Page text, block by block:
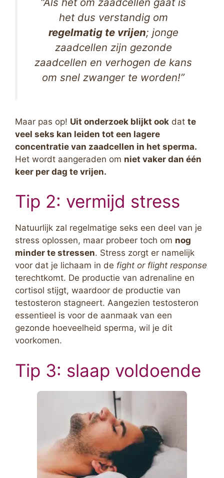
het dus verstandig om
regelmatig te vrijen; jonge
zaadcellen zijn gezonde
zaadcellen en verhogen de kans
om snel zwanger te worden!”
Maar pas op! Uit onderzoek blijkt ook dat te
veel seks kan leiden tot een lagere
concentratie van zaadcellen in het sperma.
Het wordt aangeraden om niet vaker dan één
keer per dag te vrijen.
Tip 2: vermijd stress
Natuurlijk zal regelmatige seks een deel van je
stress oplossen, maar probeer toch om nog
minder te stressen. Stress zorgt er namelijk
voor dat je lichaam in de fight or flight response
terechtkomt. De productie van adrenaline en
cortisol stijgt, waardoor de productie van
testosteron stagneert. Aangezien testosteron
essentieel is voor de aanmaak van een
gezonde hoeveelheid sperma, wil je dit
voorkomen.
Tip 3: slaap voldoende